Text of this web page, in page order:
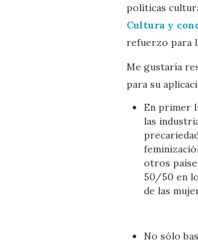
políticas
Cultura y
refuerzo para
Me gustaría
para su
En primer
las
otros
50/50 en
de las
No sólo